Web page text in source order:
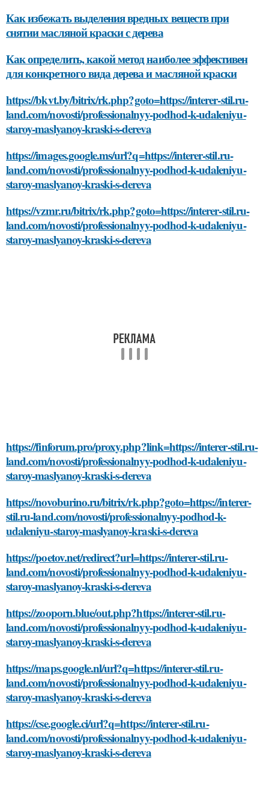
Как избежать выделения вредных веществ при
снятии масляной краски с дерева
Как определить, какой метод наиболее эффективен
для конкретного вида дерева и масляной краски
https://bkvt.by/bitrix/rk.php?goto=https://interer-stil.ru-
land.com/novosti/professionalnyy-podhod-k-udaleniyu-
staroy-maslyanoy-kraski-s-dereva
https://images.google.ms/url?q=https://interer-stil.ru-
land.com/novosti/professionalnyy-podhod-k-udaleniyu-
staroy-maslyanoy-kraski-s-dereva
https://vzmr.ru/bitrix/rk.php?goto=https://interer-stil.ru-
land.com/novosti/professionalnyy-podhod-k-udaleniyu-
staroy-maslyanoy-kraski-s-dereva
https://finforum.pro/proxy.php?link=https://interer-stil.ru-
land.com/novosti/professionalnyy-podhod-k-udaleniyu-
staroy-maslyanoy-kraski-s-dereva
https://novoburino.ru/bitrix/rk.php?goto=https://interer-
stil.ru-land.com/novosti/professionalnyy-podhod-k-
udaleniyu-staroy-maslyanoy-kraski-s-dereva
https://poetov.net/redirect?url=https://interer-stil.ru-
land.com/novosti/professionalnyy-podhod-k-udaleniyu-
staroy-maslyanoy-kraski-s-dereva
https://zooporn.blue/out.php?https://interer-stil.ru-
land.com/novosti/professionalnyy-podhod-k-udaleniyu-
staroy-maslyanoy-kraski-s-dereva
https://maps.google.nl/url?q=https://interer-stil.ru-
land.com/novosti/professionalnyy-podhod-k-udaleniyu-
staroy-maslyanoy-kraski-s-dereva
https://cse.google.ci/url?q=https://interer-stil.ru-
land.com/novosti/professionalnyy-podhod-k-udaleniyu-
staroy-maslyanoy-kraski-s-dereva